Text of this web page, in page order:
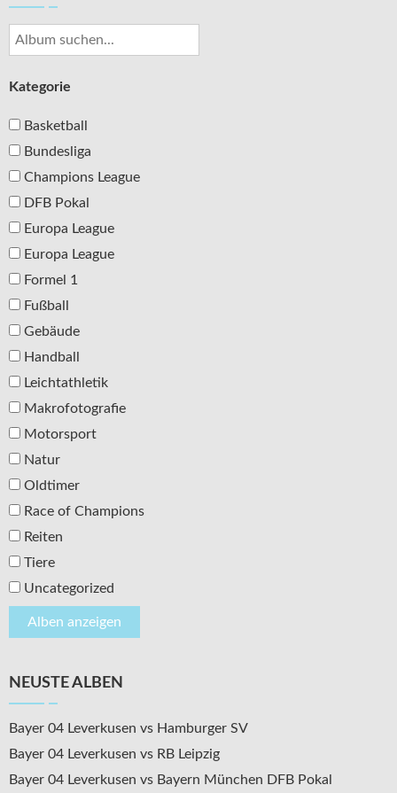
Kategorie
Basketball
Bundesliga
Champions League
DFB Pokal
Europa League
Europa League
Formel 1
Fußball
Gebäude
Handball
Leichtathletik
Makrofotografie
Motorsport
Natur
Oldtimer
Race of Champions
Reiten
Tiere
Uncategorized
NEUSTE ALBEN
Bayer 04 Leverkusen vs Hamburger SV
Bayer 04 Leverkusen vs RB Leipzig
Bayer 04 Leverkusen vs Bayern München DFB Pokal